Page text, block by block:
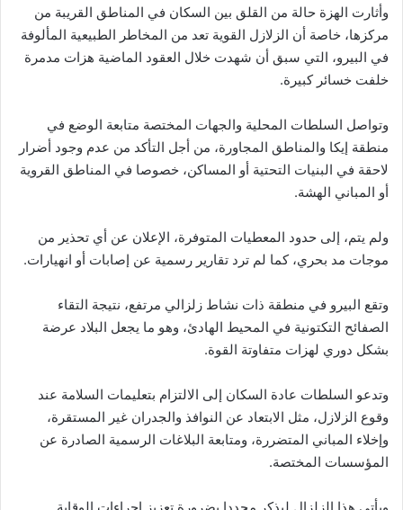
وأثارت الهزة حالة من القلق بين السكان في المناطق القريبة من
مركزها، خاصة أن الزلازل القوية تعد من المخاطر الطبيعية المألوفة
في البيرو، التي سبق أن شهدت خلال العقود الماضية هزات مدمرة
خلفت خسائر كبيرة.
وتواصل السلطات المحلية والجهات المختصة متابعة الوضع في
منطقة إيكا والمناطق المجاورة، من أجل التأكد من عدم وجود أضرار
لاحقة في البنيات التحتية أو المساكن، خصوصا في المناطق القروية
أو المباني الهشة.
ولم يتم، إلى حدود المعطيات المتوفرة، الإعلان عن أي تحذير من
موجات مد بحري، كما لم ترد تقارير رسمية عن إصابات أو انهيارات.
وتقع البيرو في منطقة ذات نشاط زلزالي مرتفع، نتيجة التقاء
الصفائح التكتونية في المحيط الهادئ، وهو ما يجعل البلاد عرضة
بشكل دوري لهزات متفاوتة القوة.
وتدعو السلطات عادة السكان إلى الالتزام بتعليمات السلامة عند
وقوع الزلازل، مثل الابتعاد عن النوافذ والجدران غير المستقرة،
وإخلاء المباني المتضررة، ومتابعة البلاغات الرسمية الصادرة عن
المؤسسات المختصة.
ويأتي هذا الزلزال ليذكر مجددا بضرورة تعزيز إجراءات الوقاية